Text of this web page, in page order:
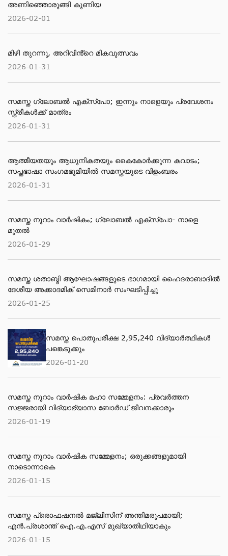
അണിഞ്ഞൊരുങ്ങി കുണിയ
2026-02-01
മിഴി തുറന്നു, അറിവിൻ്റെ മികവുത്സവം
2026-01-31
സമസ്ത ഗ്ലോബൽ എക്സ്പോ; ഇന്നും നാളെയും പ്രവേശനം
സ്ത്രീകൾക്ക് മാത്രം
2026-01-31
ആത്മീയതയും ആധുനികതയും കൈകോർക്കുന്ന കവാടം;
സപ്തഭാഷാ സംഗമഭൂമിയിൽ സമസ്തയുടെ വിളംബരം
2026-01-31
സമസ്ത നൂറാം വാർഷികം; ഗ്ലോബല്‍ എക്‌സ്‌പോ- നാളെ
മുതൽ
2026-01-29
സമസ്ത ശതാബ്ദി ആഘോഷങ്ങളുടെ ഭാഗമായി ഹൈദരാബാദില്‍
ദേശീയ അക്കാദമിക് സെമിനാര്‍ സംഘടിപ്പിച്ചു
2026-01-25
സമസ്ത പൊതുപരീക്ഷ 2,95,240 വിദ്യാര്‍ത്ഥികള്‍
പങ്കെടുക്കും
2026-01-20
സമസ്ത നൂറാം വാർഷിക മഹാ സമ്മേളനം: പ്രവർത്തന
സജ്ജരായി വിദ്യാഭ്യാസ ബോർഡ് ജീവനക്കാരും
2026-01-19
സമസ്ത നൂറാം വാർഷിക സമ്മേളനം; ഒരുക്കങ്ങളുമായി
നാടൊന്നാകെ
2026-01-15
സമസ്ത പ്രൊഫഷനൽ മജ്‌ലിസിന് അന്തിമരൂപമായി;
എൻ.പ്രശാന്ത് ഐ.എ.എസ് മുഖ്യാതിഥിയാകും
2026-01-15